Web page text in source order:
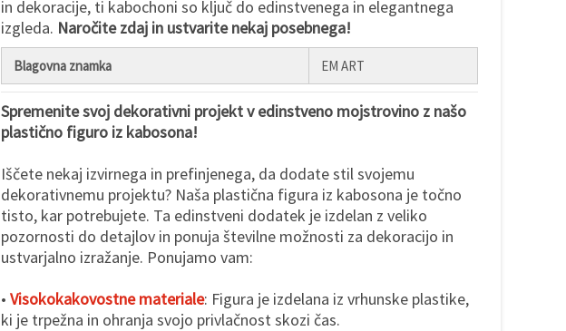
in dekoracije, ti kabochoni so ključ do edinstvenega in elegantnega
izgleda. Naročite zdaj in ustvarite nekaj posebnega!
Blagovna znamka EM ART
Spremenite svoj dekorativni projekt v edinstveno mojstrovino z našo
plastično figuro iz kabosona!
Iščete nekaj izvirnega in prefinjenega, da dodate stil svojemu
dekorativnemu projektu? Naša plastična figura iz kabosona je točno
tisto, kar potrebujete. Ta edinstveni dodatek je izdelan z veliko
pozornosti do detajlov in ponuja številne možnosti za dekoracijo in
ustvarjalno izražanje. Ponujamo vam:
• Visokokakovostne materiale: Figura je izdelana iz vrhunske plastike,
ki je trpežna in ohranja svojo privlačnost skozi čas.